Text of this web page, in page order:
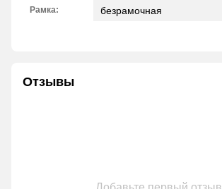
Рамка: безрамочная
Отзывы